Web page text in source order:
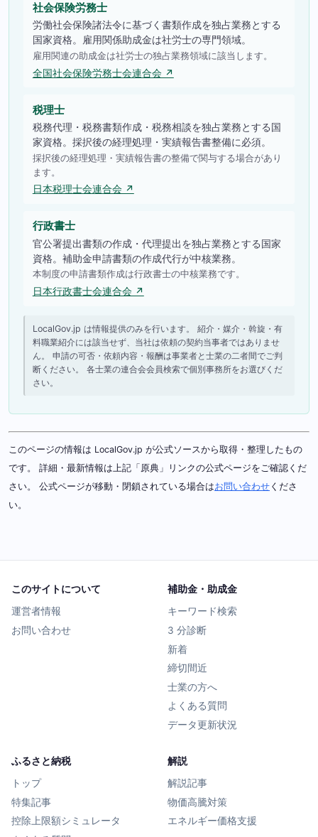
社会保険労務士
労働社会保険諸法令に基づく書類作成を独占業務とする
国家資格。雇用関係助成金は社労士の専門領域。
雇用関連の助成金は社労士の独占業務領域に該当します。
全国社会保険労務士会連合会 ↗
税理士
税務代理・税務書類作成・税務相談を独占業務とする国
家資格。採択後の経理処理・実績報告書整備に必須。
採択後の経理処理・実績報告書の整備で関与する場合があり
ます。
日本税理士会連合会 ↗
行政書士
官公署提出書類の作成・代理提出を独占業務とする国家
資格。補助金申請書類の作成代行が中核業務。
本制度の申請書類作成は行政書士の中核業務です。
日本行政書士会連合会 ↗
LocalGov.jp は情報提供のみを行います。 紹介・媒介・斡旋・有
料職業紹介には該当せず、当社は依頼の契約当事者ではありませ
ん。 申請の可否・依頼内容・報酬は事業者と士業の二者間でご判
断ください。 各士業の連合会会員検索で個別事務所をお選びくだ
さい。
このページの情報は LocalGov.jp が公式ソースから取得・整理したもの
です。 詳細・最新情報は上記「原典」リンクの公式ページをご確認くだ
さい。 公式ページが移動・閉鎖されている場合はお問い合わせ くださ
い。
このサイトについて
運営者情報
お問い合わせ
補助金・助成金
キーワード検索
3 分診断
新着
締切間近
士業の方へ
よくある質問
データ更新状況
ふるさと納税
トップ
特集記事
控除上限額シミュレータ
解説
解説記事
物価高騰対策
エネルギー価格支援